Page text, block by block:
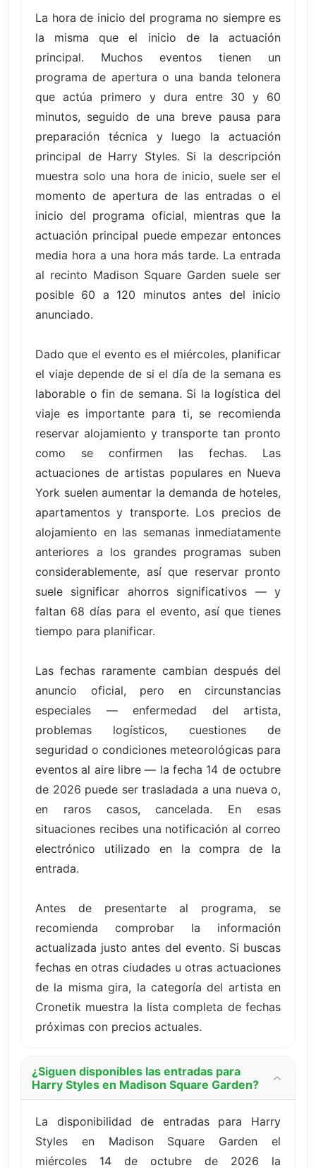
La hora de inicio del programa no siempre es
la misma que el inicio de la actuación
principal. Muchos eventos tienen un
programa de apertura o una banda telonera
que actúa primero y dura entre 30 y 60
minutos, seguido de una breve pausa para
preparación técnica y luego la actuación
principal de Harry Styles. Si la descripción
muestra solo una hora de inicio, suele ser el
momento de apertura de las entradas o el
inicio del programa oficial, mientras que la
actuación principal puede empezar entonces
media hora a una hora más tarde. La entrada
al recinto Madison Square Garden suele ser
posible 60 a 120 minutos antes del inicio
anunciado.
Dado que el evento es el miércoles, planificar
el viaje depende de si el día de la semana es
laborable o fin de semana. Si la logística del
viaje es importante para ti, se recomienda
reservar alojamiento y transporte tan pronto
como se confirmen las fechas. Las
actuaciones de artistas populares en Nueva
York suelen aumentar la demanda de hoteles,
apartamentos y transporte. Los precios de
alojamiento en las semanas inmediatamente
anteriores a los grandes programas suben
considerablemente, así que reservar pronto
suele significar ahorros significativos — y
faltan 68 días para el evento, así que tienes
tiempo para planificar.
Las fechas raramente cambian después del
anuncio oficial, pero en circunstancias
especiales — enfermedad del artista,
problemas logísticos, cuestiones de
seguridad o condiciones meteorológicas para
eventos al aire libre — la fecha 14 de octubre
de 2026 puede ser trasladada a una nueva o,
en raros casos, cancelada. En esas
situaciones recibes una notificación al correo
electrónico utilizado en la compra de la
entrada.
Antes de presentarte al programa, se
recomienda comprobar la información
actualizada justo antes del evento. Si buscas
fechas en otras ciudades u otras actuaciones
de la misma gira, la categoría del artista en
Cronetik muestra la lista completa de fechas
próximas con precios actuales.
¿Siguen disponibles las entradas para
Harry Styles en Madison Square Garden?
La disponibilidad de entradas para Harry
Styles en Madison Square Garden el
miércoles 14 de octubre de 2026 la